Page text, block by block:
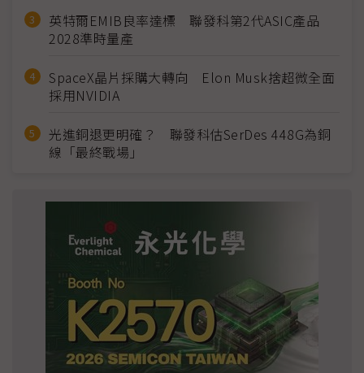
英特爾EMIB良率達標 聯發科第2代ASIC產品
2028準時量產
SpaceX晶片採購大轉向 Elon Musk捨超微全面
採用NVIDIA
光進銅退更明確？ 聯發科估SerDes 448G為銅
線「最終戰場」